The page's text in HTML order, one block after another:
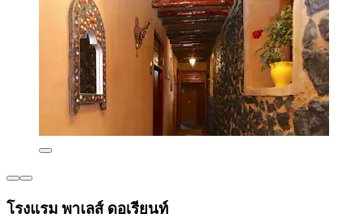
โรงแรม พาเลส์ ดอเรียนท์